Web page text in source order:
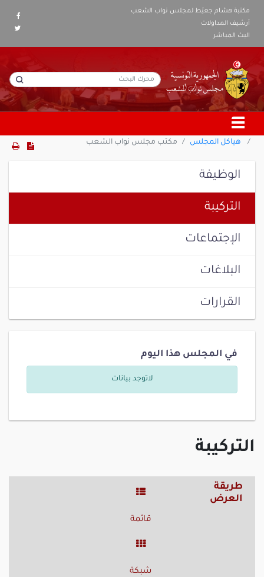
مكتبة هشام جعيّط لمجلس نواب الشعب
أرشيف المداولات
البث المباشر
هياكل المجلس مكتب مجلس نواب الشعب
الوظيفة
التركيبة
الإجتماعات
البلاغات
القرارات
في المجلس هذا اليوم
لاتوجد بيانات
التركيبة
طريقة
العرض
قائمة
شبكة